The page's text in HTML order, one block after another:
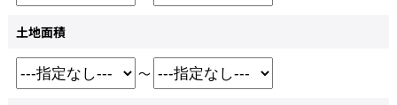
土地面積
～